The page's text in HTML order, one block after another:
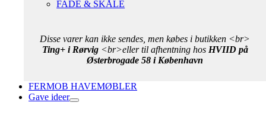
FADE & SKÅLE
Disse varer kan ikke sendes, men købes i butikken <br>
Ting+ i Rørvig<br>eller til afhentning hos HVIID på
Østerbrogade 58 i København
FERMOB HAVEMØBLER
Gave ideer